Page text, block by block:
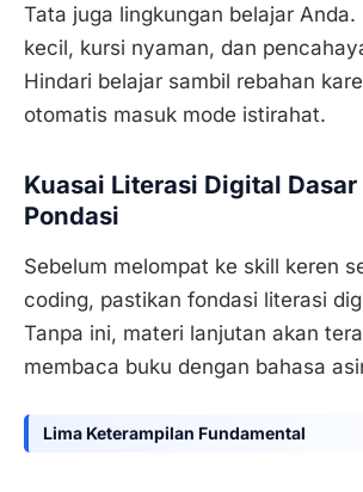
Tata juga lingkungan belajar Anda.
kecil, kursi nyaman, dan
Hindari belajar sambil rebahan
otomatis masuk mode istirahat.
Kuasai Literasi Digital Dasar
Pondasi
Sebelum melompat ke skill keren
coding, pastikan fondasi literasi
Tanpa ini, materi lanjutan akan
membaca buku dengan bahasa
Lima Keterampilan Fundamental